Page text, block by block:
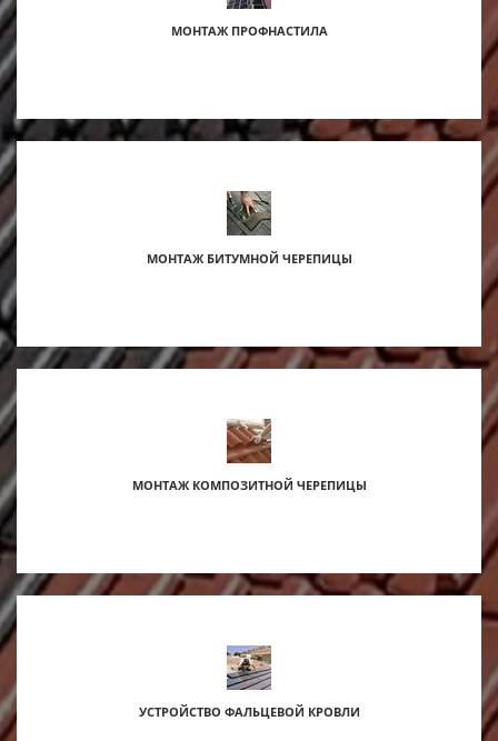
МОНТАЖ ПРОФНАСТИЛА
МОНТАЖ БИТУМНОЙ ЧЕРЕПИЦЫ
МОНТАЖ КОМПОЗИТНОЙ ЧЕРЕПИЦЫ
УСТРОЙСТВО ФАЛЬЦЕВОЙ КРОВЛИ